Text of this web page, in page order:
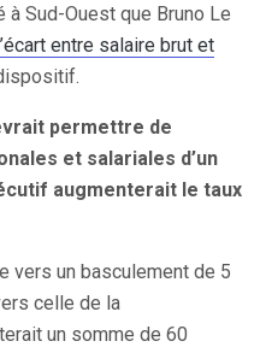
à Sud-Ouest que Bruno Le
entre salaire brut et
permettre de
et salariales d’un
augmenterait le taux
vers un basculement de 5
celle de la
un somme de 60